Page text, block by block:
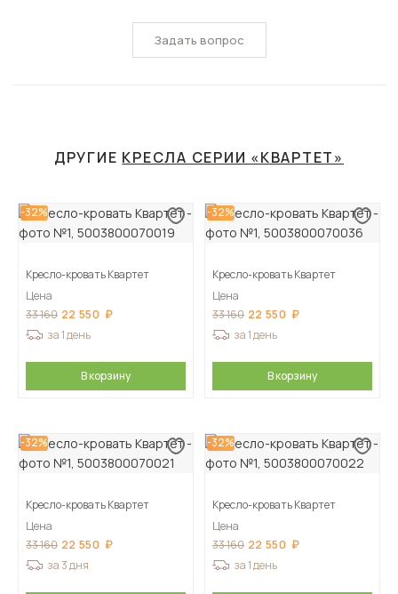
Задать вопрос
ДРУГИЕ КРЕСЛА СЕРИИ «КВАРТЕТ»
-32%
Кресло-кровать Квартет
Цена
33 160 22 550
за 1 день
В корзину
-32%
Кресло-кровать Квартет
Цена
33 160 22 550
за 1 день
В корзину
-32%
Кресло-кровать Квартет
Цена
33 160 22 550
за 3 дня
-32%
Кресло-кровать Квартет
Цена
33 160 22 550
за 1 день